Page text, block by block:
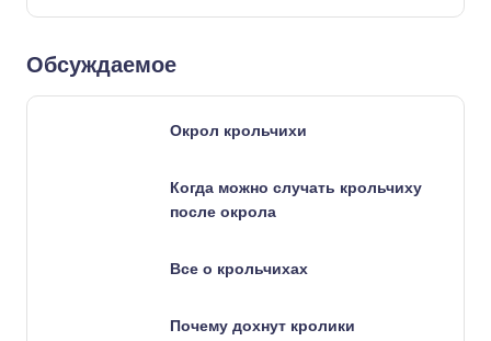
Обсуждаемое
Окрол крольчихи
Когда можно случать крольчиху
после окрола
Все о крольчихах
Почему дохнут кролики